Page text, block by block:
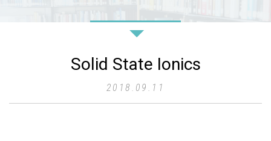
Solid State Ionics
2018.09.11